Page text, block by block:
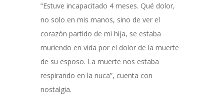
“Estuve incapacitado 4 meses. Qué dolor,
no solo en mis manos, sino de ver el
corazón partido de mi hija, se estaba
muriendo en vida por el dolor de la muerte
de su esposo. La muerte nos estaba
respirando en la nuca”, cuenta con
nostalgia.